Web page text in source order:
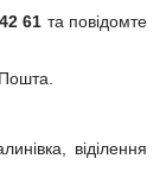
61 та повідомте
віділення